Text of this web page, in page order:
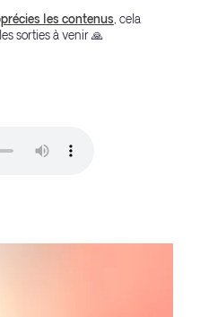
les contenus, cela
sorties à venir 🙏